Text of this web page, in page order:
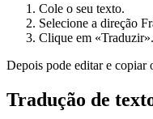
Cole o seu texto.
Selecione a direção
Clique em «Traduzir».
Depois pode editar e copiar
Tradução de